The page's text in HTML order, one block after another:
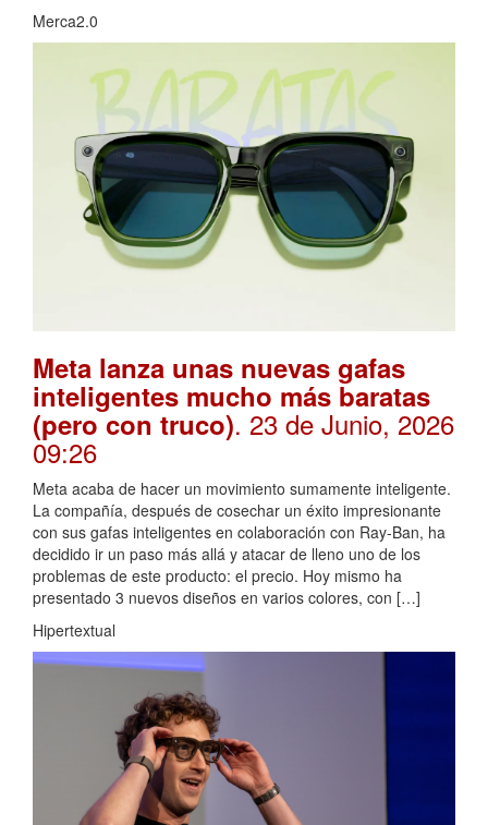
Merca2.0
Meta lanza unas nuevas gafas
inteligentes mucho más baratas
(pero con truco). 23 de Junio, 2026
09:26
Meta acaba de hacer un movimiento sumamente inteligente.
La compañía, después de cosechar un éxito impresionante
con sus gafas inteligentes en colaboración con Ray-Ban, ha
decidido ir un paso más allá y atacar de lleno uno de los
problemas de este producto: el precio. Hoy mismo ha
presentado 3 nuevos diseños en varios colores, con […]
Hipertextual